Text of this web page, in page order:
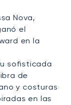
Nova,
el
en la
sofisticada
de
y costuras
en las